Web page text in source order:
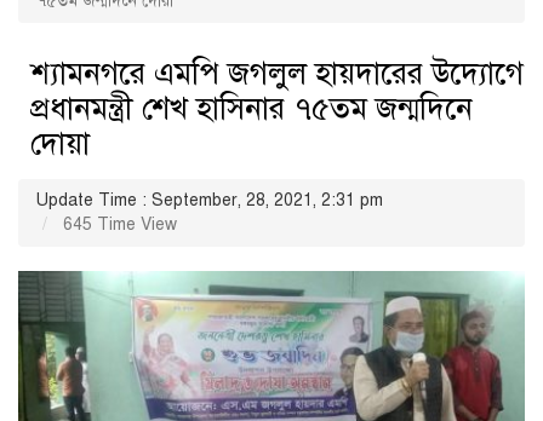
শ্যামনগরে এমপি জগলুল হায়দারের উদ্যোগে
প্রধানমন্ত্রী শেখ হাসিনার ৭৫তম জন্মদিনে
দোয়া
Update Time : September, 28, 2021, 2:31 pm
645 Time View